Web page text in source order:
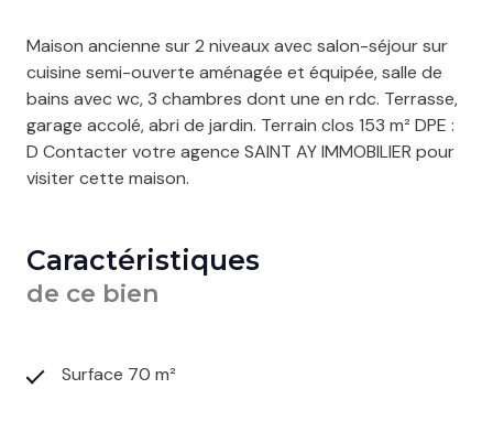
Maison ancienne sur 2 niveaux avec salon-séjour sur
cuisine semi-ouverte aménagée et équipée, salle de
bains avec wc, 3 chambres dont une en rdc. Terrasse,
garage accolé, abri de jardin. Terrain clos 153 m² DPE :
D Contacter votre agence SAINT AY IMMOBILIER pour
visiter cette maison.
Caractéristiques
de ce bien
Surface 70 m²